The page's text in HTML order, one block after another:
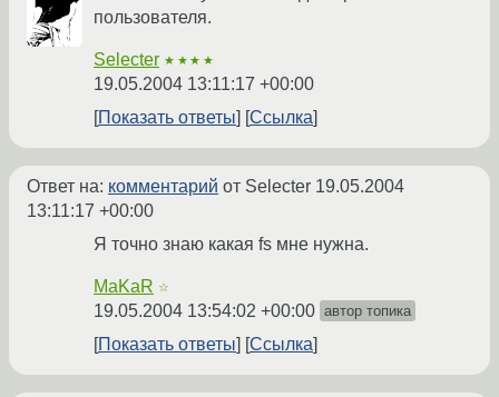
пользователя.
Selecter ★★★★
19.05.2004 13:11:17 +00:00
Показать ответы
Ссылка
Ответ на: комментарий от Selecter 19.05.2004
13:11:17 +00:00
Я точно знаю какая fs мне нужна.
MaKaR ☆
19.05.2004 13:54:02 +00:00 автор топика
Показать ответы Ссылка